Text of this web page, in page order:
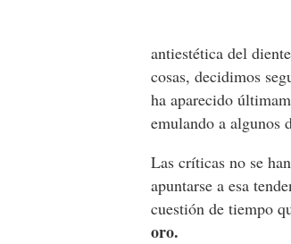
antiestética del
cosas, decidimos
ha aparecido
emulando a algunos
Las críticas no se
apuntarse a esa
cuestión de tiempo
oro.